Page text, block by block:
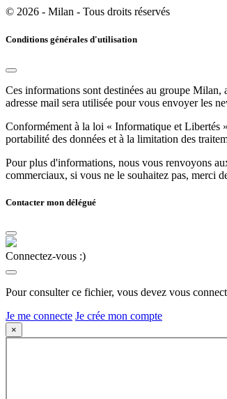
© 2026 - Milan - Tous droits réservés
Conditions générales d'utilisation
Ces informations sont destinées au groupe Milan,
adresse mail sera utilisée pour vous envoyer les
Conformément à la loi « Informatique et Libertés
portabilité des données et à la limitation des
Pour plus d'informations, nous vous renvoyons
commerciaux, si vous ne le souhaitez pas, merci
Contacter mon délégué
Connectez-vous :)
Pour consulter ce fichier, vous devez vous
Je me connecte Je crée mon compte
×